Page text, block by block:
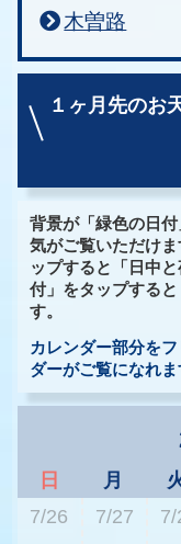
木曽路
１ヶ月先のお
背景が「緑色の日
気がご覧いただけ
ップすると「日中
付」をタップする
す。
カレンダー部分を
ダーがご覧になれま
日 月
7/26
7/27 7/